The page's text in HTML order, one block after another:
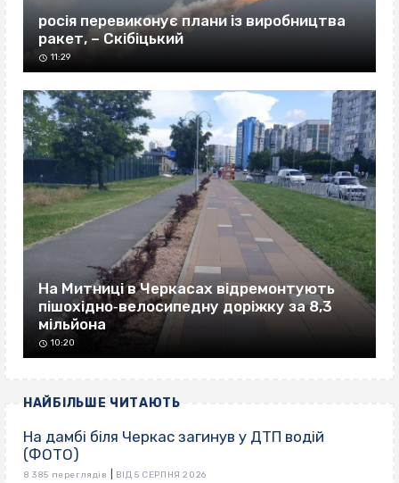
росія перевиконує плани із виробництва
ракет, – Скібіцький
11:29
На Митниці в Черкасах відремонтують
пішохідно‐велосипедну доріжку за 8,3
мільйона
10:20
НАЙБІЛЬШЕ ЧИТАЮТЬ
На дамбі біля Черкас загинув у ДТП водій
(ФОТО)
8 385 переглядів ВІД 5 СЕРПНЯ 2026